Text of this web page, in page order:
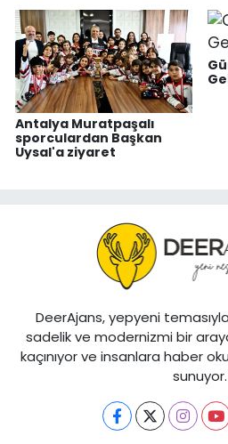
Antalya Muratpaşalı
sporculardan Başkan
Uysal'a ziyaret
DeerAjans, yepyeni
sadelik ve modernizmi bir
kaçınıyor ve insanlara haber
sunuyor.